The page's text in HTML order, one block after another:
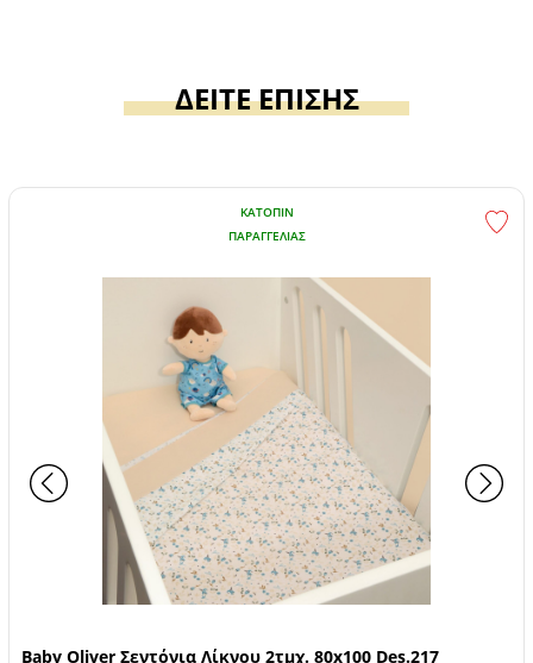
ΔΕΙΤΕ ΕΠΙΣΗΣ
ΚΑΤΌΠΙΝ
ΠΑΡΑΓΓΕΛΊΑΣ
Baby Oliver Σεντόνια Λίκνου 2τμχ. 80x100 Des.217